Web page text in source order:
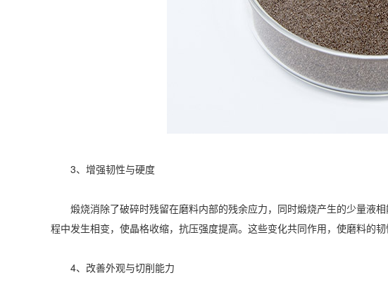
3、增强韧性与硬度‌
煅烧消除了破碎时残留在磨料内部的残余应力，同时煅烧产生的少量液
程中发生相变，使晶格收缩，抗压强度提高。这些变化共同作用，使磨料的韧
4、改善外观与切削能力‌